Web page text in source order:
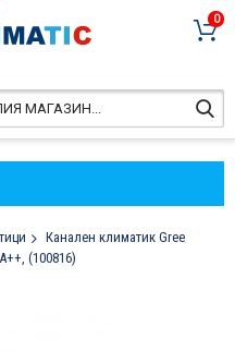
0
Канален климатик Gree
(100816)